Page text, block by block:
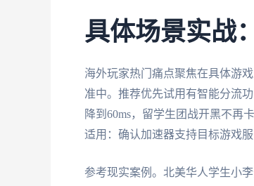
具体场景实战
海外玩家热门痛点聚焦在具体游
准中。推荐优先试用有智能分流
降到60ms，留学生团战开黑不再
适用：确认加速器支持目标游戏
参考现实案例。北美华人学生小